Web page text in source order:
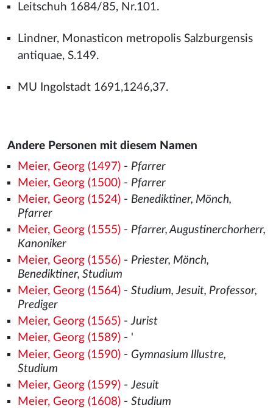
Leitschuh 1684/85, Nr.101.
Lindner, Monasticon metropolis Salzburgensis
antiquae, S.149.
MU Ingolstadt 1691,1246,37.
Andere Personen mit diesem Namen
Meier, Georg (1497)- Pfarrer
Meier, Georg (1500)- Pfarrer
Meier, Georg (1524)- Benediktiner, Mönch,
Pfarrer
Meier, Georg (1555)- Pfarrer, Augustinerchorherr,
Kanoniker
Meier, Georg (1556)- Priester, Mönch,
Benediktiner, Studium
Meier, Georg (1564)- Studium, Jesuit, Professor,
Prediger
Meier, Georg (1565)-Jurist
Meier, Georg (1589)- '
Meier, Georg (1590)- Gymnasium Illustre,
Studium
Meier, Georg (1599)- Jesuit
Meier, Georg (1608)- Studium